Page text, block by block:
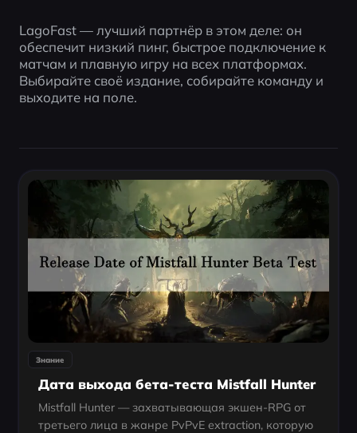
LagoFast — лучший партнёр в этом деле: он
обеспечит низкий пинг, быстрое подключение к
матчам и плавную игру на всех платформах.
Выбирайте своё издание, собирайте команду и
выходите на поле.
Знание
Дата выхода бета-теста Mistfall Hunter
Mistfall Hunter — захватывающая экшен-RPG от
третьего лица в жанре PvPvE extraction, которую